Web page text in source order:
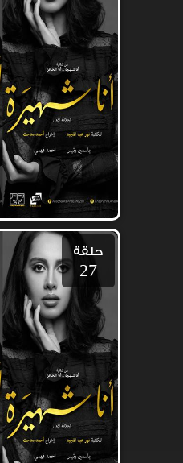
حلقة
27